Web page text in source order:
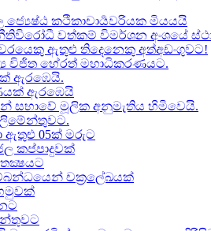
කථිකාචාර්‍යවරියක මියයයි
වත්කම් විමර්ශන අංශයේ
ඇතුළු තිදෙනෙකු අත්අඩංගුවට​!
විජිත හේරත් මහාධිකරණයට​.
ඇරඹෙයි.
ඇරඹෙයි
සභාවේ මූලික අනුමැතිය හිමිවෙයි.
ඇතුළු 05ක් මරුට​
කප්පාදුවක්
චක්‍රලේඛයක්
හමුවක්